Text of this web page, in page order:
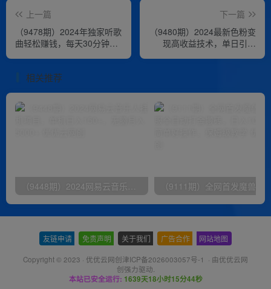
上一篇
（9478期）2024年独家听歌
曲轻松赚钱，每天30分钟到
下一篇
（9480期）2024最新色粉变
现高收益技术，单日引流
相关推荐
友链申请 免责声明 关于我们 广告合作 网站地图
Copyright © 2023 · 优优云网创津ICP备2026003057号-1 · 由优优云网
创强力驱动.
本站已安全运行: 1639天18小时15分44秒